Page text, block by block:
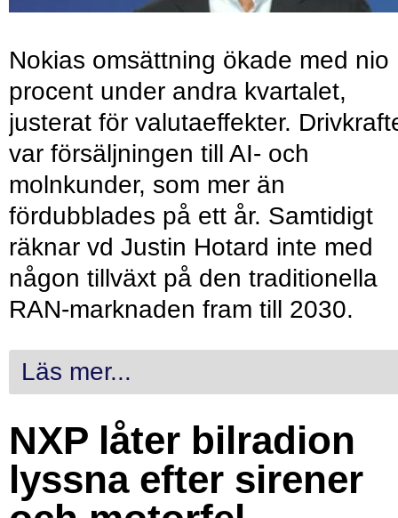
Nokias omsättning ökade med nio
procent under andra kvartalet,
justerat för valutaeffekter.
var försäljningen till AI- och
molnkunder, som mer än
fördubblades på ett år. Samtidigt
räknar vd Justin Hotard inte med
någon tillväxt på den traditionella
RAN-marknaden fram till 2030.
Läs mer...
NXP låter bilradion
lyssna efter sirener